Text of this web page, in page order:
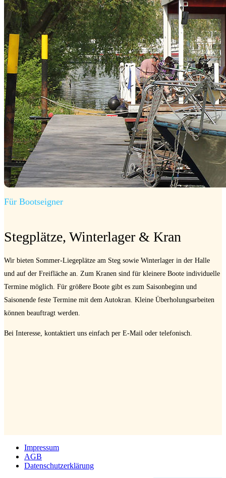
Für Bootseigner
Stegplätze, Winterlager & Kran
Wir bieten Sommer-Liegeplätze am Steg sowie Winterlager in der Halle
und auf der Freifläche an. Zum Kranen sind für kleinere Boote individuelle
Termine möglich. Für größere Boote gibt es zum Saisonbeginn und
Saisonende feste Termine mit dem Autokran. Kleine Überholungsarbeiten
können beauftragt werden.
Bei Interesse, kontaktiert uns einfach per E-Mail oder telefonisch.
Impressum
AGB
Datenschutzerklärung